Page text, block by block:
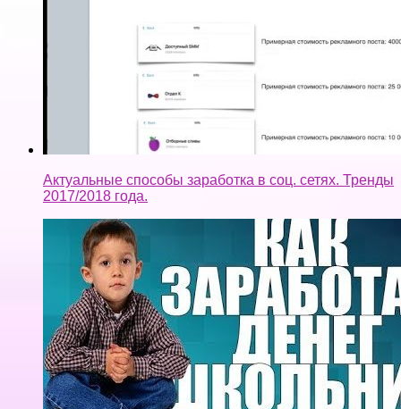
Актуальные способы заработка в соц. сетях. Тренды
2017/2018 года.